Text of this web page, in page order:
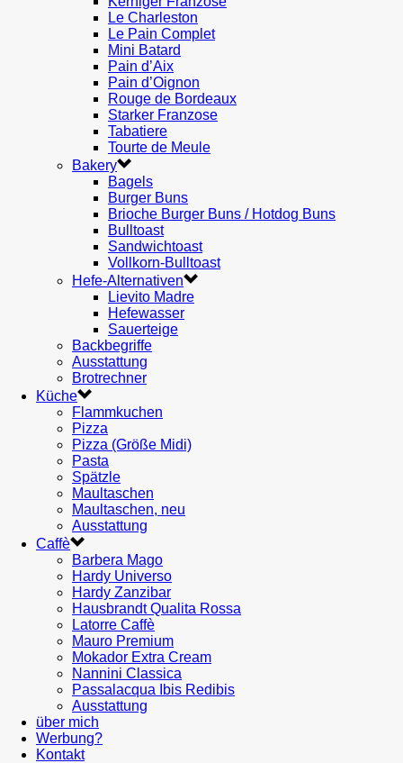
Le Charleston
Le Pain Complet
Mini Batard
Pain d’Aix
Pain d’Oignon
Rouge de Bordeaux
Starker Franzose
Tabatiere
Tourte de Meule
Bakery
Bagels
Burger Buns
Brioche Burger Buns / Hotdog Buns
Bulltoast
Sandwichtoast
Vollkorn-Bulltoast
Hefe-Alternativen
Lievito Madre
Hefewasser
Sauerteige
Backbegriffe
Ausstattung
Brotrechner
Küche
Flammkuchen
Pizza
Pizza (Größe Midi)
Pasta
Spätzle
Maultaschen
Maultaschen, neu
Ausstattung
Caffè
Barbera Mago
Hardy Universo
Hardy Zanzibar
Hausbrandt Qualita Rossa
Latorre Caffè
Mauro Premium
Mokador Extra Cream
Nannini Classica
Passalacqua Ibis Redibis
Ausstattung
über mich
Werbung?
Kontakt